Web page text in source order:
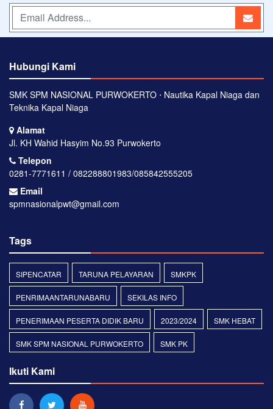
Hubungi Kami
SMK SPM NASIONAL PURWOKERTO ⋅ Nautika Kapal Niaga dan
Teknika Kapal Niaga
Alamat
Jl. KH Wahid Hasyim No.93 Purwokerto
Telepon
0281-7771611 / 082288801983/085842555205
Email
spmnasionalpwt@gmail.com
Tags
SIPENCATAR TARUNA PELAYARAN SMKPK
PENRIMAANTARUNABARU SEKILAS INFO
PENERIMAAN PESERTA DIDIK BARU 2023/2024 SMK HEBAT
SMK SPM NASIONAL PURWOKERTO SMK PK
Ikuti Kami